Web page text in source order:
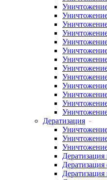
Дератизация
Дератизация